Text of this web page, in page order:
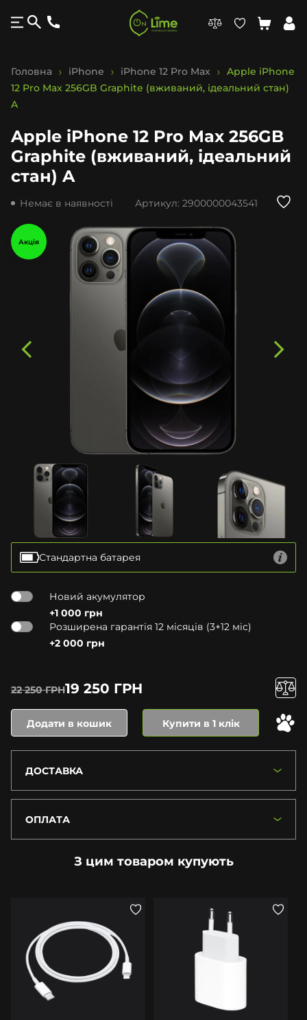
Головна iPhone iPhone 12 Pro Max
Apple iPhone
12 Pro Max 256GB Graphite (вживаний, ідеальний стан)
A
Apple iPhone 12 Pro Max 256GB
Graphite (вживаний, ідеальний
стан) A
Немає в наявності Артикул: 2900000043541
Акція
Стандартна батарея
Новий акумулятор
+1 000 грн
Розширена гарантія 12 місяців (3+12 міс)
+2 000 грн
22 250 ГРН19 250 ГРН
Додати в кошик Купити в 1 клік
ДОСТАВКА
ОПЛАТА
З цим товаром купують